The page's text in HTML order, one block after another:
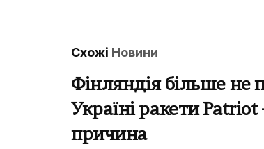
Схожі Новини
Фінляндія більше не
Україні ракети Patriot
причина